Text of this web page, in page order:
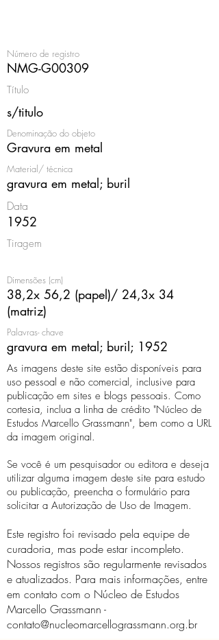
Número de registro
NMG-G00309
Título
s/titulo
Denominação do objeto
Gravura em metal
Material/ técnica
gravura em metal; buril
Data
1952
Tiragem
Dimensões (cm)
38,2x 56,2 (papel)/ 24,3x 34
(matriz)
Palavras- chave
gravura em metal; buril; 1952
As imagens deste site estão disponíveis para
uso pessoal e não comercial, inclusive para
publicação em sites e blogs pessoais. Como
cortesia, inclua a linha de crédito "Núcleo de
Estudos Marcello Grassmann", bem como a URL
da imagem original.
Se você é um pesquisador ou editora e deseja
utilizar alguma imagem deste site para estudo
ou publicação, preencha o formulário para
solicitar a Autorização de Uso de Imagem.
Este registro foi revisado pela equipe de
curadoria, mas pode estar incompleto.
Nossos registros são regularmente revisados ​​
e atualizados. Para mais informações, entre
em contato com o Núcleo de Estudos
Marcello Grassmann -
contato@nucleomarcellograssmann.org.br